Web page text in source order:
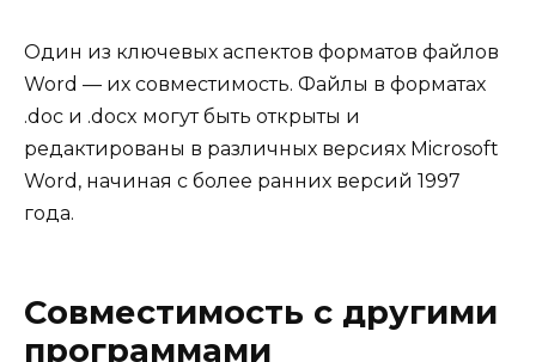
Один из ключевых аспектов форматов файлов
Word — их совместимость. Файлы в форматах
.doc и .docx могут быть открыты и
редактированы в различных версиях Microsoft
Word, начиная с более ранних версий 1997
года.
Совместимость с другими
программами